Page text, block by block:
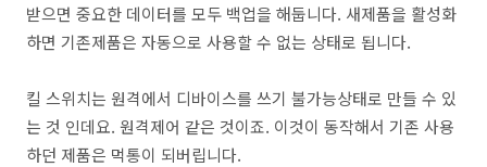
받으면 중요한 데이터를 모두 백업을 해둡니다. 새제품을 활성화
하면 기존제품은 자동으로 사용할 수 없는 상태로 됩니다.
킬 스위치는 원격에서 디바이스를 쓰기 불가능상태로 만들 수 있
는 것 인데요. 원격제어 같은 것이죠. 이것이 동작해서 기존 사용
하던 제품은 먹통이 되버립니다.